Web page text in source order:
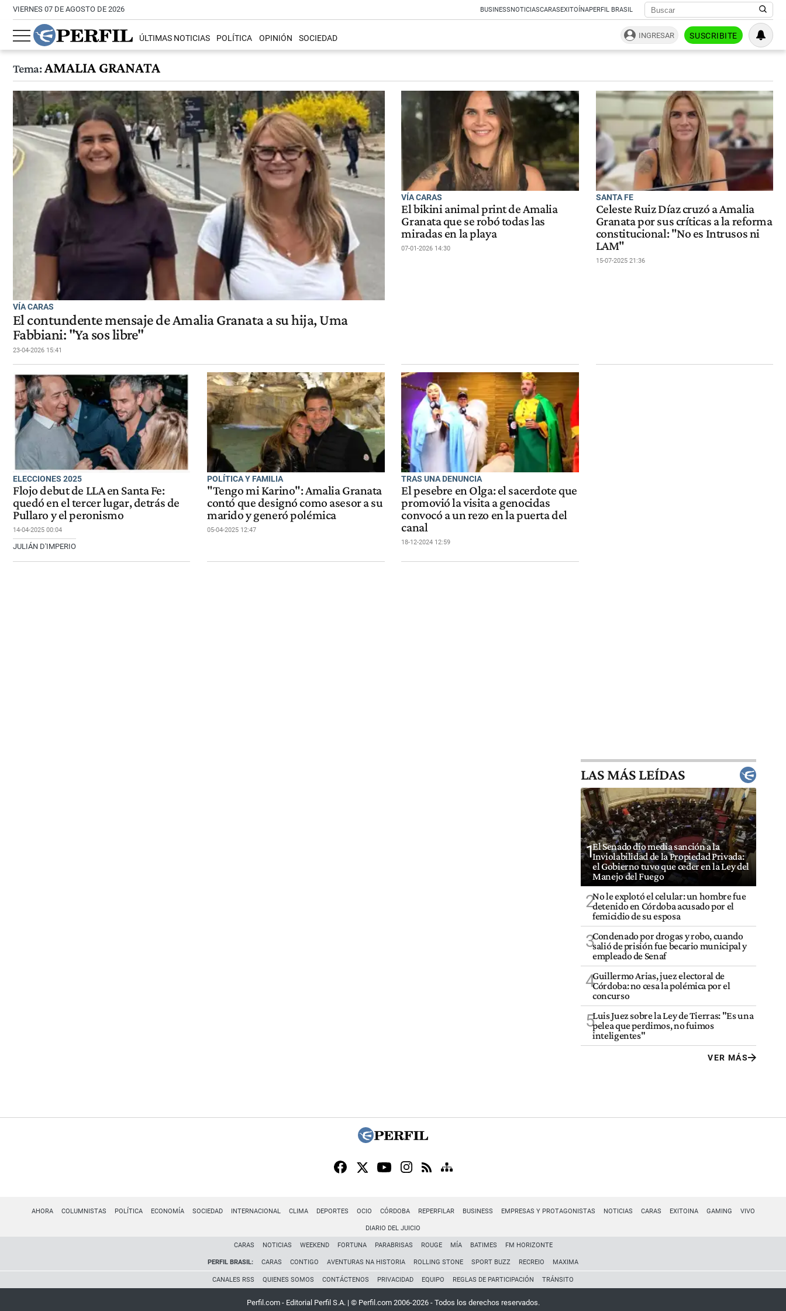
VIERNES 07 DE AGOSTO DE 2026 BUSINESSNOTICIASCARASEXITOÍNAPERFIL BRASIL
ÚLTIMAS NOTICIAS POLÍTICA OPINIÓN SOCIEDAD INGRESAR SUSCRIBITE
Tema:AMALIA GRANATA
VÍA CARAS
El contundente mensaje de Amalia Granata a su hija, Uma
Fabbiani: "Ya sos libre"
23-04-2026 15:41
VÍA CARAS
El bikini animal print de Amalia
Granata que se robó todas las
miradas en la playa
07-01-2026 14:30
SANTA FE
Celeste Ruiz Díaz cruzó a Amalia
Granata por sus críticas a la reforma
constitucional: "No es Intrusos ni
LAM"
15-07-2025 21:36
ELECCIONES 2025
Flojo debut de LLA en Santa Fe:
quedó en el tercer lugar, detrás de
Pullaro y el peronismo
14-04-2025 00:04
JULIÁN D'IMPERIO
POLÍTICA Y FAMILIA
"Tengo mi Karino": Amalia Granata
contó que designó como asesor a su
marido y generó polémica
05-04-2025 12:47
TRAS UNA DENUNCIA
El pesebre en Olga: el sacerdote que
promovió la visita a genocidas
convocó a un rezo en la puerta del
canal
18-12-2024 12:59
LAS MÁS LEÍDAS
1El Senado dio media sanción a la
Inviolabilidad de la Propiedad Privada:
el Gobierno tuvo que ceder en la Ley del
Manejo del Fuego
2No le explotó el celular: un hombre fue
detenido en Córdoba acusado por el
femicidio de su esposa
3Condenado por drogas y robo, cuando
salió de prisión fue becario municipal y
empleado de Senaf
4Guillermo Arias, juez electoral de
Córdoba: no cesa la polémica por el
concurso
5Luis Juez sobre la Ley de Tierras: "Es una
pelea que perdimos, no fuimos
inteligentes"
VER MÁS
AHORA COLUMNISTAS POLÍTICA ECONOMÍA SOCIEDAD INTERNACIONAL CLIMA DEPORTES OCIO CÓRDOBA REPERFILAR BUSINESS EMPRESAS Y PROTAGONISTAS NOTICIAS CARAS EXITOINA GAMING VIVO
DIARIO DEL JUICIO
CARAS NOTICIAS WEEKEND FORTUNA PARABRISAS ROUGE MÍA BATIMES FM HORIZONTE
PERFIL BRASIL: CARAS CONTIGO AVENTURAS NA HISTORIA ROLLING STONE SPORT BUZZ RECREIO MAXIMA
CANALES RSS QUIENES SOMOS CONTÁCTENOS PRIVACIDAD EQUIPO REGLAS DE PARTICIPACIÓN TRÁNSITO
Perfil.com - Editorial Perfil S.A.| © Perfil.com 2006-2026 - Todos los derechos reservados.